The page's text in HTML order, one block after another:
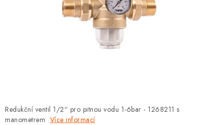
TOPENÁŘSKÁ AKADEMIE
Redukční ventil 1/2“ pro pitnou vodu 1-6bar - 1268211 s
manometrem Více informací